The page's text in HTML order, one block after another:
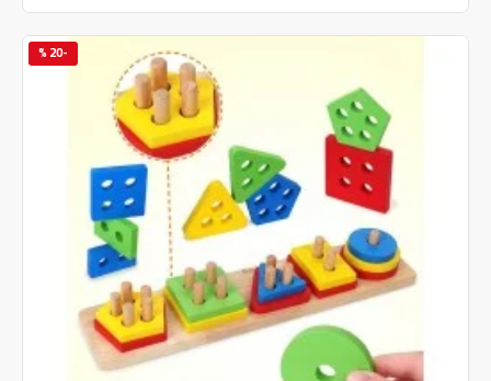
-20 %